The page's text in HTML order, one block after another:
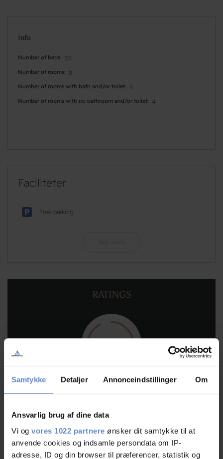
Samtykke Detaljer Annonceindstillinger Om
Ansvarlig brug af dine data
Vi og vores 1022 partnere ønsker dit samtykke til at
anvende cookies og indsamle persondata om IP-
adresse, ID og din browser til præferencer, statistik og
Info
Number of beds 28
Number of rooms 8
Number of rooms with bath and/or toilet 4
Number of rooms with no bathroom and/or toilet 4
Faciliteter
Free parking
RATINGS
9,27
9,27 out of 10